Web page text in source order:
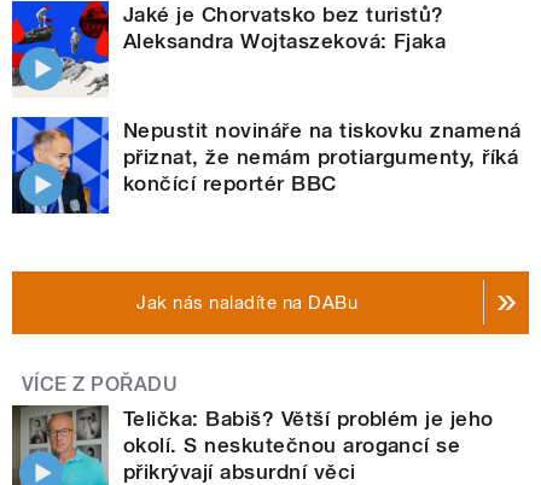
Jaké je Chorvatsko bez turistů?
Aleksandra Wojtaszeková: Fjaka
Nepustit novináře na tiskovku znamená
přiznat, že nemám protiargumenty, říká
končící reportér BBC
Jak nás naladíte na DABu
VÍCE Z POŘADU
Telička: Babiš? Větší problém je jeho
okolí. S neskutečnou arogancí se
přikrývají absurdní věci